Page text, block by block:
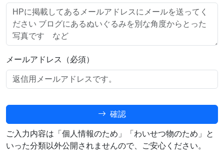
メールアドレス（必須）
確認
ご入力内容は「個人情報のため」「わいせつ物のため」と
いった分類以外公開されませんので、ご安心ください。